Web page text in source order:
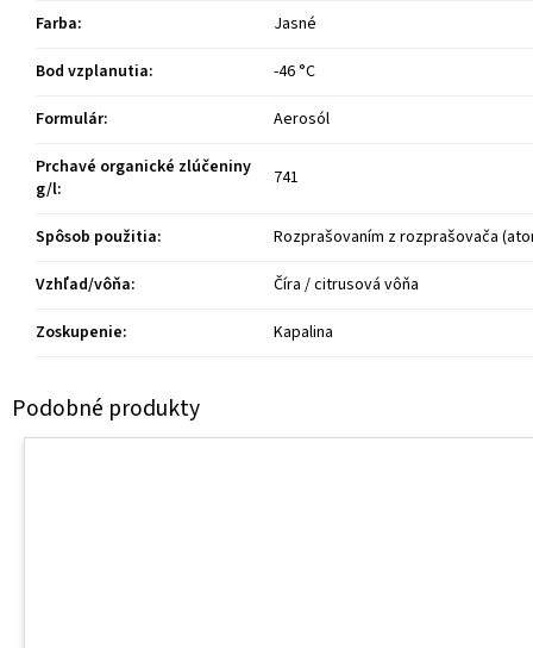
Farba:
Jasné
Bod vzplanutia:
-46 °C
Formulár:
Aerosól
Prchavé organické zlúčeniny
g/l: 741
Spôsob použitia:
Rozprašovaním z rozprašovača
Vzhľad/vôňa:
Číra / citrusová vôňa
Zoskupenie: Kapalina